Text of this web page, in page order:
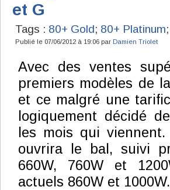
et G
Tags : 80+ Gold; 80+ Platinum;
Publié le 07/06/2012 à 19:06 par Damien Triolet
Avec des ventes
premiers modèles de
et ce malgré une
logiquement décidé
les mois qui
ouvrira le bal, suivi
660W, 760W et
actuels 860W et 1000W.